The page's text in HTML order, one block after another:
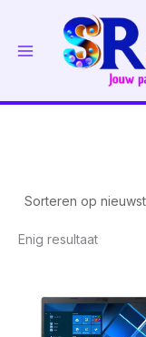
Enig resultaat